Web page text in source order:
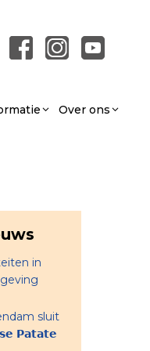
Over ons
in
sluit
𝗣𝗮𝘁𝗮𝘁𝗲